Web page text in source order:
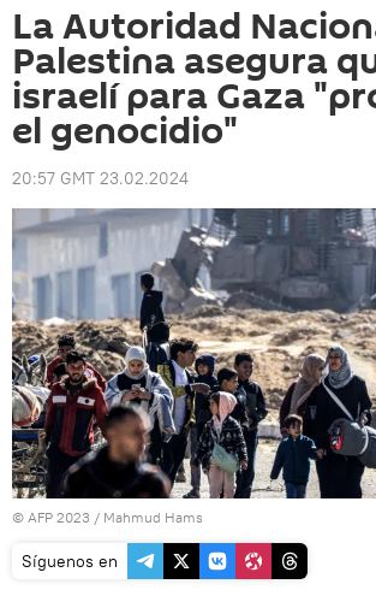
La Autoridad
Palestina asegura
israelí para Gaza
el genocidio"
20:57 GMT 23.02.2024
© AFP 2023 / Mahmud Hams
Síguenos en